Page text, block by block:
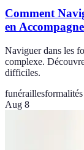
Comment
en
Naviguer dans les
complexe.
difficiles.
funérailles
Aug 8